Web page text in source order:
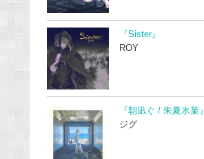
『Sister』
ROY
『朝凪ぐ / 朱夏氷菓』
ジグ